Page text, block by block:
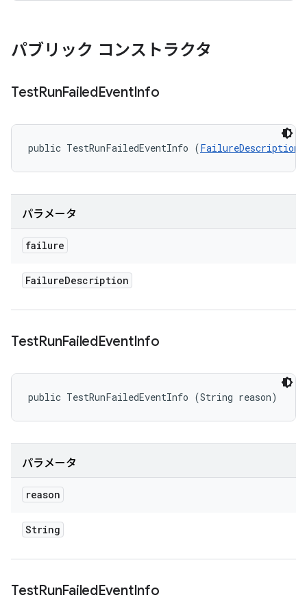
パブリック コンストラクタ
TestRunFailedEventInfo
public TestRunFailedEventInfo (FailureDescription
パラメータ
failure
FailureDescription
TestRunFailedEventInfo
public TestRunFailedEventInfo (String reason)
パラメータ
reason
String
TestRunFailedEventInfo